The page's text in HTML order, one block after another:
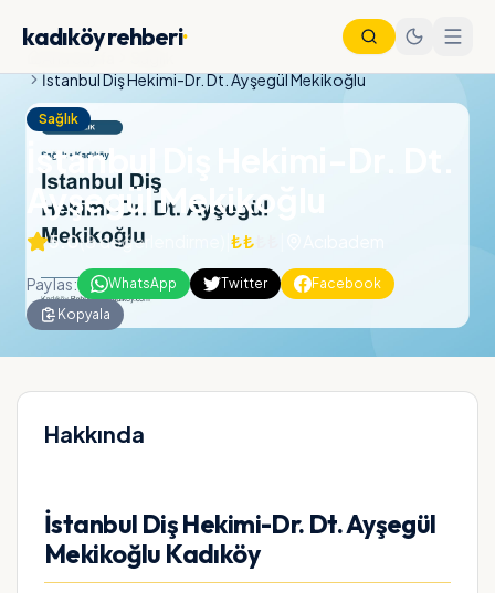
kadıköy rehberi·
Nöbetçi Eczane Vapur Saatleri
Ana Sayfa
İstanbul Diş Hekimi-Dr. Dt. Ayşegül Mekikoğlu
Sağlık
İstanbul Diş Hekimi-Dr. Dt.
Ayşegül Mekikoğlu
5.0(8değerlendirme) ₺₺
Paylas: WhatsApp Twitter
Facebook
Kopyala
Hakkında
İstanbul Diş Hekimi-Dr. Dt. Ayşegül
Mekikoğlu Kadıköy